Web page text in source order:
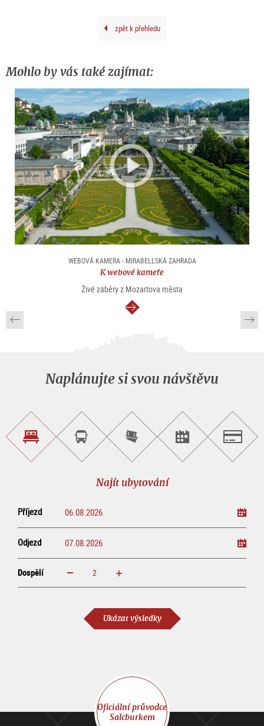
zpět k přehledu
Mohlo by vás také zajímat:
WEBOVÁ KAMERA - MIRABELLSKÁ ZAHRADA
K webové kameře
Živé záběry z Mozartova města
continue
Naplánujte si svou návštěvu
Najít
ubytování
Objednat
okružní
Zakoupit
vstupenky
on-
Najít
pořad/akci
Najít ubytování
Příjezd
Odjezd
Dospělí increase reduce
Ukázat výsledky
Oficiální průvodce
Salcburkem